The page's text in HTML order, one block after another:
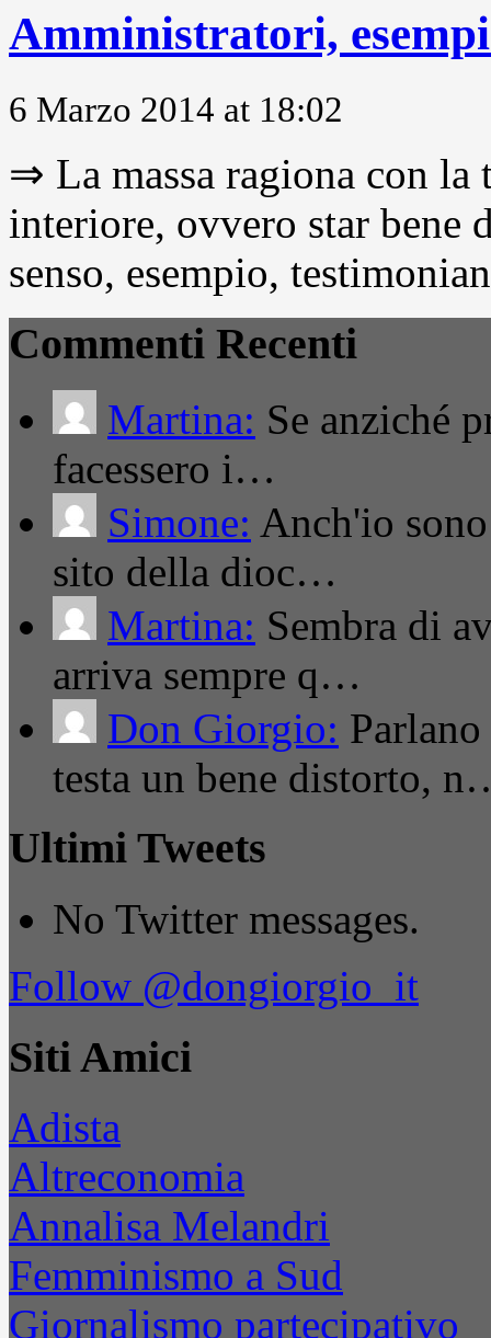
Amministratori,
6 Marzo 2014 at 18:02
⇒ La massa ragiona con
interiore, ovvero star
senso, esempio,
Commenti Recenti
Martina: Se anziché
facessero i…
Simone: Anch'io
sito della dioc…
Martina: Sembra di
arriva sempre q…
Don Giorgio:
testa un bene distorto,
Ultimi Tweets
No Twitter messages.
Follow @dongiorgio_it
Siti Amici
Adista
Altreconomia
Annalisa Melandri
Femminismo a Sud
Giornalismo partecipativo